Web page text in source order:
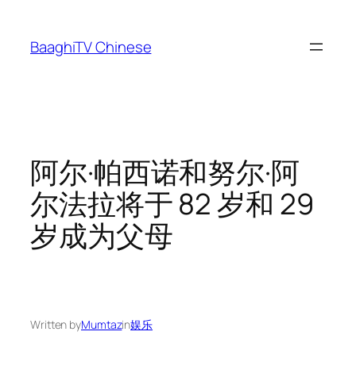
content
BaaghiTV Chinese
阿尔·帕西诺和努尔·阿
尔法拉将于 82 岁和 29
岁成为父母
Written byMumtazin娱乐